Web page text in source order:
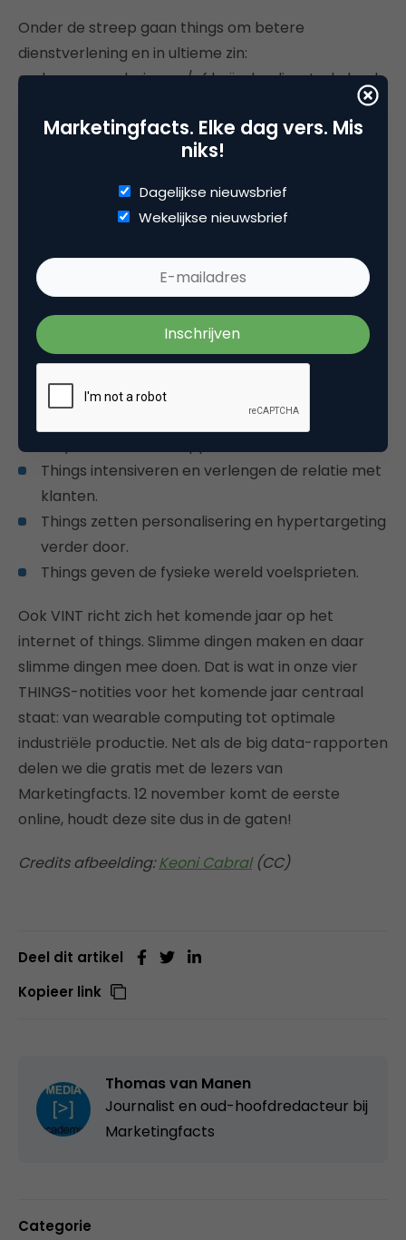
Onder de streep gaan things om betere
dienstverlening en in ultieme zin:
gedragsverandering en/of beïnvloeding. In de hoek
lichaamsdata om totpersonal data analyticsdie
inzicht geven hoe de gezondheid te verbeteren.
Ditzelfde geldt voor de
Phillips of de Fuelband van Nike: het is een service
(dit kan je doen om fitter te worden) aanbieden op
basis van gebruikersdata.
De belangrijkste nieuwe spelregels zijn wat mij
betreft dan ook:
Things zetten de shift in denken van producten
naar services voort.
Services op basis van things worden gecreëerd
Things intensiveren en verlengen de relatie met
klanten.
Things zetten personalisering en hypertargeting
verder door.
Things geven de fysieke wereld voelsprieten.
Ook VINT richt zich het komende jaar op het
internet of things. Slimme dingen maken en daar
slimme dingen mee doen. Dat is wat in onze vier
THINGS-notities voor het komende jaar centraal
staat: van wearable computing tot optimale
industriële productie. Net als de big data-rapporten
delen we die gratis met de lezers van
Marketingfacts. 12 november komt de eerste
online, houdt deze site dus in de gaten!
Credits afbeelding:Keoni Cabral(CC)
Deel dit artikel
Kopieer link
Thomas van Manen
Journalist en oud-hoofdredacteur bij
Marketingfacts
Categorie
Marketingfacts. Elke dag vers. Mis
niks!
Dagelijkse nieuwsbrief
Wekelijkse nieuwsbrief